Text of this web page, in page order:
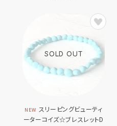
SOLD OUT
NEW スリーピングビューティ
ーターコイズ☆ブレスレットD